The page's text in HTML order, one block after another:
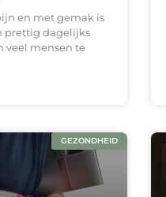
en met gemak is
prettig dagelijks
veel mensen te
GEZONDHEID